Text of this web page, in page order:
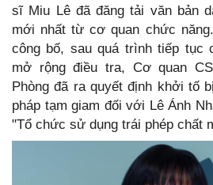
sĩ Miu Lê đã đăng tải văn bản
mới nhất từ cơ quan chức
công bố, sau quá trình tiếp tục
mở rộng điều tra, Cơ quan
Phòng đã ra quyết định khởi tố
pháp tạm giam đối với Lê Ánh
"Tổ chức sử dụng trái phép chất